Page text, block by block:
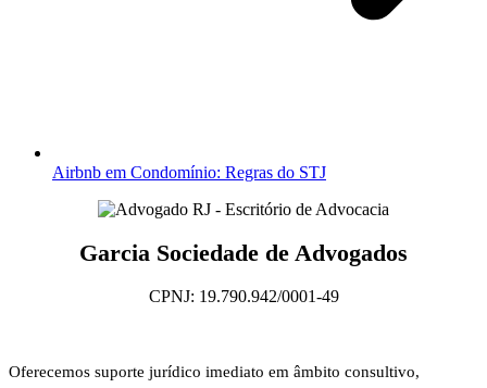
Airbnb em Condomínio: Regras do STJ
Garcia Sociedade de Advogados
CPNJ: 19.790.942/0001-49
Oferecemos suporte jurídico imediato em âmbito consultivo,